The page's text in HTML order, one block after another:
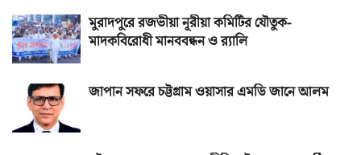
মুরাদপুরে রজভীয়া নূরীয়া কমিটির যৌতুক-
মাদকবিরোধী মানববন্ধন ও র‌্যালি
জাপান সফরে চট্টগ্রাম ওয়াসার এমডি জানে আলম